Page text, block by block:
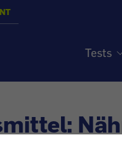
Tests
mit dem